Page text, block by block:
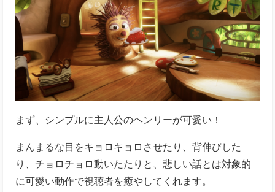
まず、シンプルに主人公のヘンリーが可愛い！
まんまるな目をキョロキョロさせたり、背伸びした
り、チョロチョロ動いたたりと、悲しい話とは対象的
に可愛い動作で視聴者を癒やしてくれます。